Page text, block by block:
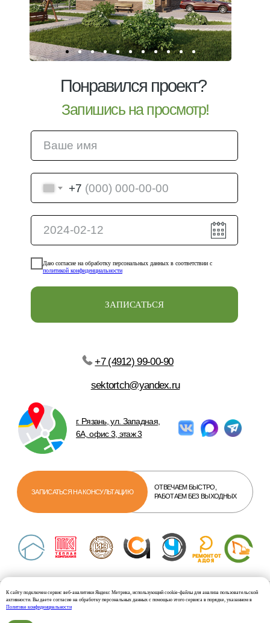
Понравился проект?
+7
Даю согласие на обработку персональных данных в соответствии с
политикой конфиденциальности
ЗАПИСАТЬСЯ
Запишись на просмотр!
К сайту подключен сервис веб-аналитики Яндекс Метрика, использующий cookie-файлы для анализа пользовательской
активности. Вы даете согласие на обработку персональных данных с помощью этого сервиса в порядке, указанном в
Политике конфиденциальности